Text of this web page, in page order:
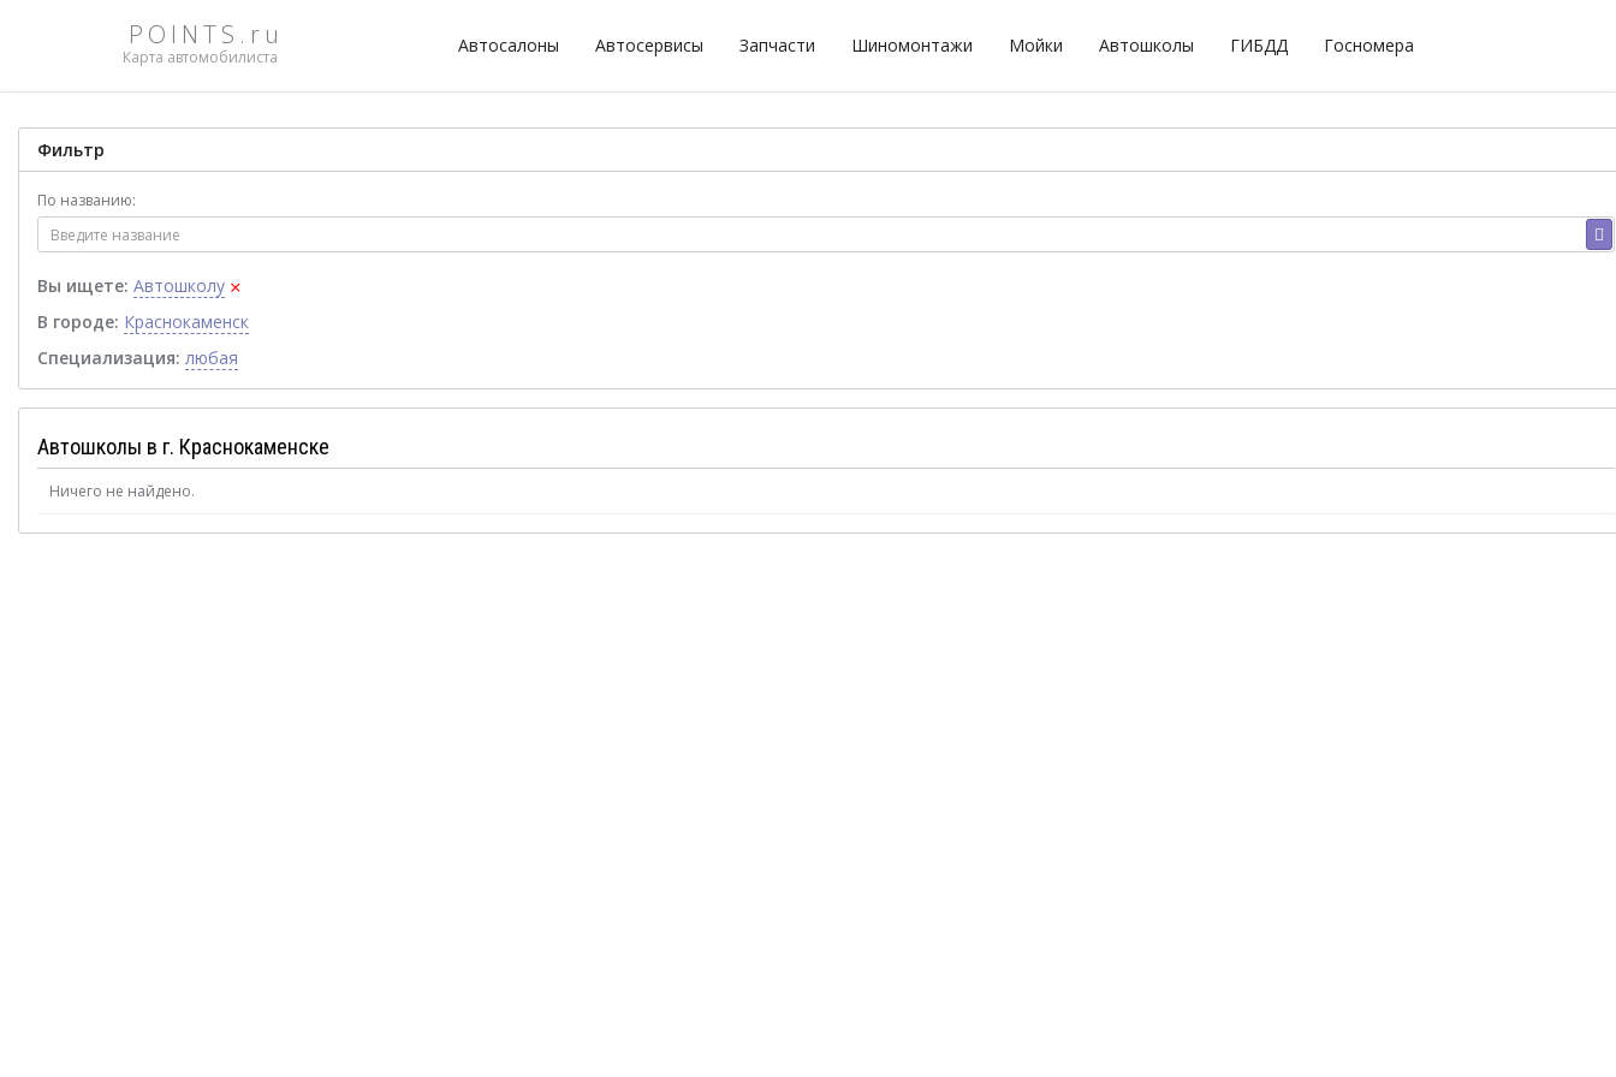
POINTS.ru
Карта автомобилиста
Автосалоны Автосервисы Запчасти Шиномонтажи Мойки Автошколы ГИБДД Госномера
Фильтр
По названию:
Вы ищете: Автошколу ×
В городе: Краснокаменск
Специализация: любая
Автошколы в г. Краснокаменске
Ничего не найдено.